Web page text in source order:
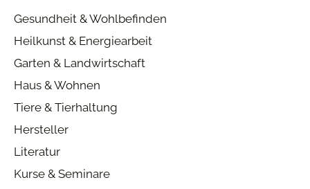
Gesundheit & Wohlbefinden
Heilkunst & Energiearbeit
Garten & Landwirtschaft
Haus & Wohnen
Tiere & Tierhaltung
Hersteller
Literatur
Kurse & Seminare